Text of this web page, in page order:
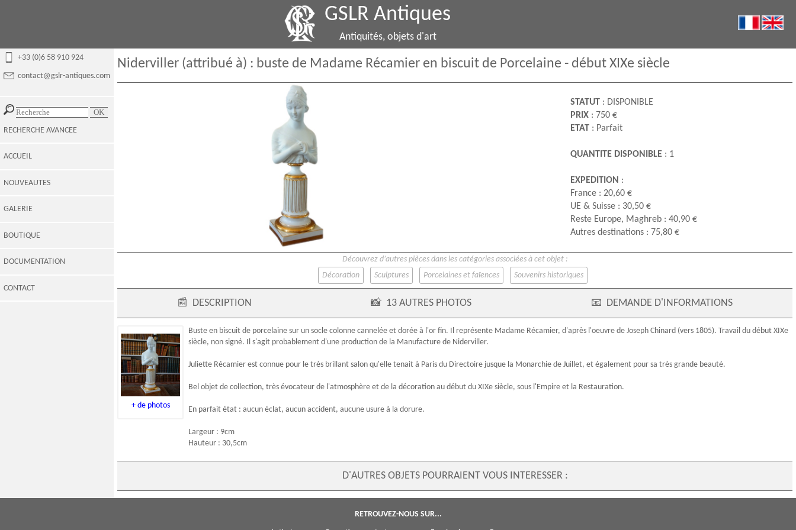
GSLR Antiques
Antiquités, objets d'art
+33 (0)6 58 910 924
contact@gslr-antiques.com
RECHERCHE AVANCEE
ACCUEIL
NOUVEAUTES
GALERIE
BOUTIQUE
DOCUMENTATION
CONTACT
Niderviller (attribué à) : buste de Madame Récamier en biscuit de Porcelaine - début XIXe siècle
STATUT: DISPONIBLE
PRIX : 750 €
ETAT: Parfait
QUANTITE DISPONIBLE: 1
EXPEDITION :
France : 20,60 €
UE & Suisse : 30,50 €
Reste Europe, Maghreb : 40,90 €
Autres destinations : 75,80 €
Découvrez d’autres pièces dans les catégories associées à cet objet :
Décoration
Sculptures Porcelaines et faïences Souvenirs historiques
📰 DESCRIPTION 📸 13 AUTRES PHOTOS 📧 DEMANDE D'INFORMATIONS
+ de photos
Buste en biscuit de porcelaine sur un socle colonne cannelée et dorée à l'or fin. Il représente Madame Récamier, d'après l'oeuvre de Joseph Chinard (vers 1805). Travail du début XIXe
siècle, non signé. Il s'agit probablement d'une production de la Manufacture de Niderviller.
Juliette Récamier est connue pour le très brillant salon qu'elle tenait à Paris du Directoire jusque la Monarchie de Juillet, et également pour sa très grande beauté.
Bel objet de collection, très évocateur de l'atmosphère et de la décoration au début du XIXe siècle, sous l'Empire et la Restauration.
En parfait état : aucun éclat, aucun accident, aucune usure à la dorure.
Largeur : 9cm
Hauteur : 30,5cm
D'AUTRES OBJETS POURRAIENT VOUS INTERESSER :
RETROUVEZ-NOUS SUR...